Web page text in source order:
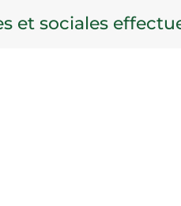
et sociales